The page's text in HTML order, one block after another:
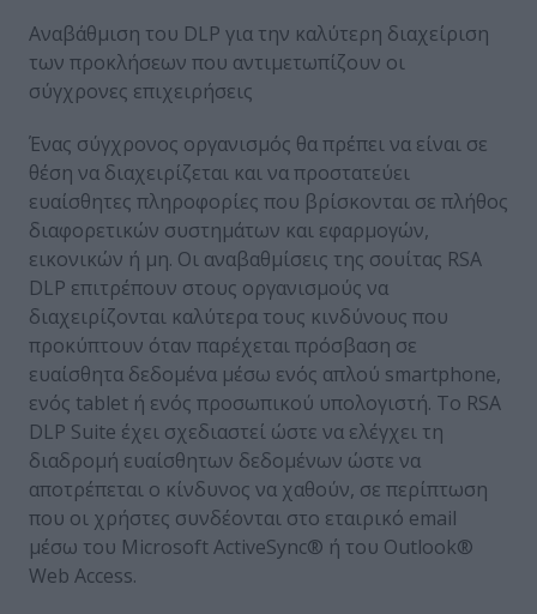
Αναβάθμιση του DLP για την καλύτερη διαχείριση
των προκλήσεων που αντιμετωπίζουν οι
σύγχρονες επιχειρήσεις
Ένας σύγχρονος οργανισμός θα πρέπει να είναι σε
θέση να διαχειρίζεται και να προστατεύει
ευαίσθητες πληροφορίες που βρίσκονται σε πλήθος
διαφορετικών συστημάτων και εφαρμογών,
εικονικών ή μη. Οι αναβαθμίσεις της σουίτας RSA
DLP επιτρέπουν στους οργανισμούς να
διαχειρίζονται καλύτερα τους κινδύνους που
προκύπτουν όταν παρέχεται πρόσβαση σε
ευαίσθητα δεδομένα μέσω ενός απλού smartphone,
ενός tablet ή ενός προσωπικού υπολογιστή. Το RSA
DLP Suite έχει σχεδιαστεί ώστε να ελέγχει τη
διαδρομή ευαίσθητων δεδομένων ώστε να
αποτρέπεται ο κίνδυνος να χαθούν, σε περίπτωση
που οι χρήστες συνδέονται στο εταιρικό email
μέσω του Microsoft ActiveSync® ή του Outlook®
Web Access.